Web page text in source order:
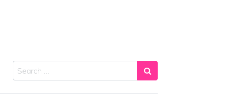
Search